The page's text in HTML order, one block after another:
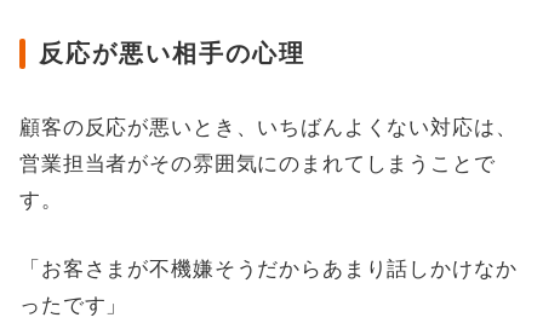
反応が悪い相手の心理
顧客の反応が悪いとき、いちばんよくない対応は、
営業担当者がその雰囲気にのまれてしまうことで
す。
「お客さまが不機嫌そうだからあまり話しかけなか
ったです」